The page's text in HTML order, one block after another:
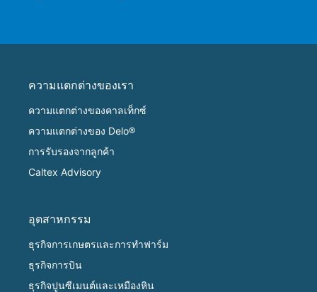
ความแตกต่างของเรา
ความแตกต่างของคาลเท็กซ์
ความแตกต่างของ Delo®
การรับรองจากลูกค้า
Caltex Advisory
อุตสาหกรรม
ธุรกิจการเกษตรและการทำฟาร์ม
ธุรกิจการบิน
ธุรกิจปูนซีเมนต์และเหมืองหิน